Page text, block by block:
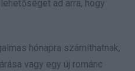
ad arra, hogy
hónapra számíthatnak,
vagy egy új románc